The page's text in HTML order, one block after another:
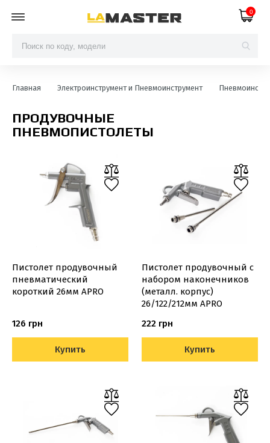
0
Главная Электроинструмент и Пневмоинструмент
ПРОДУВОЧНЫЕ
ПНЕВМОПИСТОЛЕТЫ
Пистолет продувочный
пневматический
короткий 26мм APRO
126 грн
Купить
Пистолет продувочный с
набором наконечников
(металл. корпус)
26/122/212мм APRO
222 грн
Купить